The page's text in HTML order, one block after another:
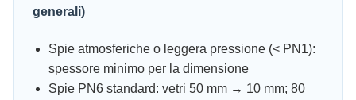
generali)
Spie atmosferiche o leggera pressione (< PN1):
spessore minimo per la dimensione
Spie PN6 standard: vetri 50 mm → 10 mm; 80